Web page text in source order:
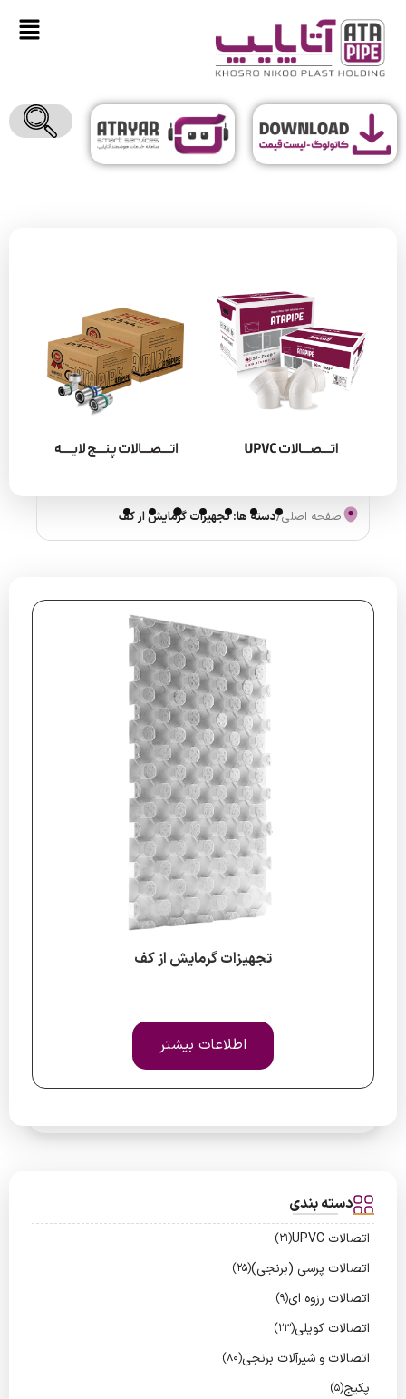
صفحه اصلی/دسته ها: تجهیزات گرمایش از کف
تجهیزات گرمایش از کف
اطلاعات بیشتر
دسته بندی
اتصالات UPVC (21)
اتصالات پرسی (برنجی)(25)
اتصالات رزوه ای(9)
اتصالات کوپلی(23)
اتصالات و شیرآلات برنجی(80)
پکیج(5)